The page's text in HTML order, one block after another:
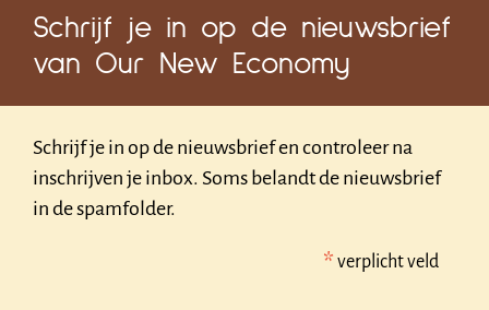
Schrijf je in op de nieuwsbrief
van Our New Economy
Schrijf je in op de nieuwsbrief en controleer na
inschrijven je inbox. Soms belandt de nieuwsbrief
in de spamfolder.
* verplicht veld